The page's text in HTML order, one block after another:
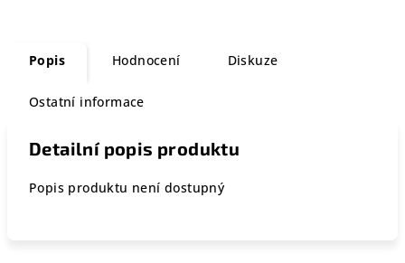
Popis Hodnocení Diskuze
Ostatní informace
Detailní popis produktu
Popis produktu není dostupný